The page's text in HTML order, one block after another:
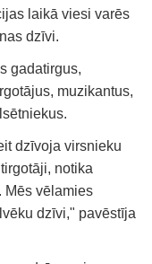
laikā viesi varēs
dzīvi.
gadatirgus,
muzikantus,
dzīvoja virsnieku
notika
Mēs vēlamies
dzīvi," pavēstīja